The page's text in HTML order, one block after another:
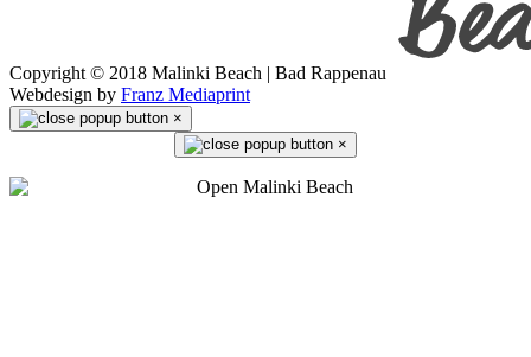
Copyright © 2018 Malinki Beach | Bad Rappenau
Webdesign by Franz Mediaprint
×
×